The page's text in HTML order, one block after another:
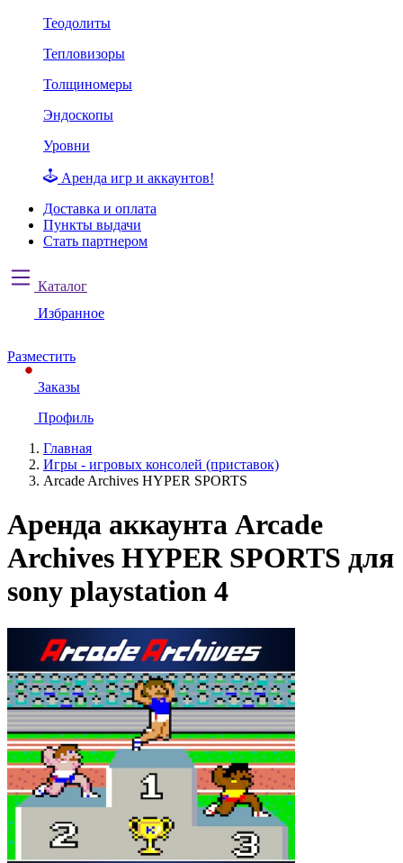
Теодолиты
Тепловизоры
Толщиномеры
Эндоскопы
Уровни
Аренда игр и аккаунтов!
Доставка и оплата
Пункты выдачи
Стать партнером
Каталог
Избранное
Разместить
Заказы
Профиль
Главная
Игры - игровых консолей (приставок)
Arcade Archives HYPER SPORTS
Аренда аккаунта Arcade
Archives HYPER SPORTS для
sony playstation 4